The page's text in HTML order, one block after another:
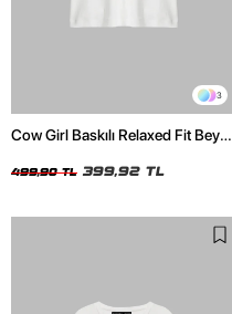
3
Cow Girl Baskılı Relaxed Fit Beyaz
499,90 TL 399,92 TL